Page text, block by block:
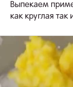
Выпекаем
как круглая так